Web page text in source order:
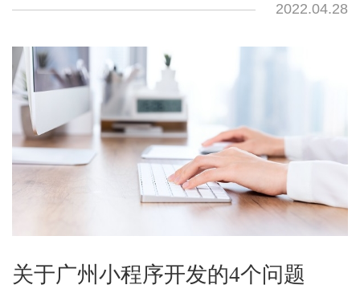
2022.04.28
关于广州小程序开发的4个问题